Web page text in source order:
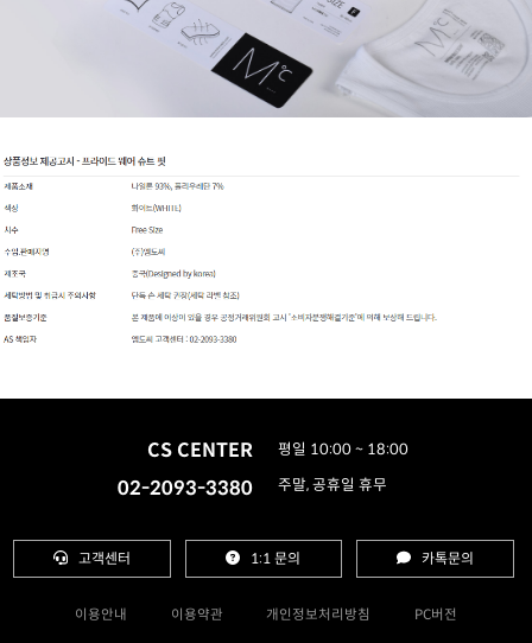
CS CENTER
02-2093-3380
평일 10:00 ~ 18:00
주말, 공휴일 휴무
고객센터 1:1 문의 카톡문의
이용안내 이용약관 개인정보처리방침 PC버전